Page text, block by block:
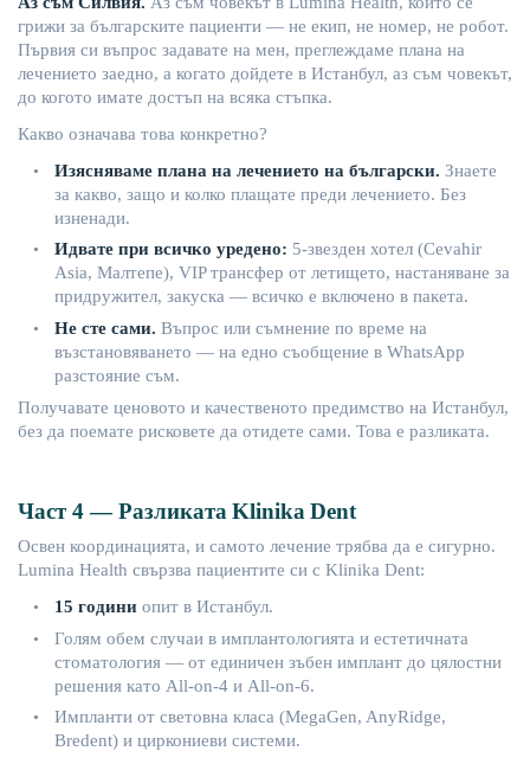
грижи за българските пациенти — не екип, не номер, не робот.
Първия си въпрос задавате на мен, преглеждаме плана на
лечението заедно, а когато дойдете в Истанбул, аз съм човекът,
до когото имате достъп на всяка стъпка.
Какво означава това конкретно?
• Изясняваме плана на лечението на български. Знаете
за какво, защо и колко плащате преди лечението. Без
изненади.
• Идвате при всичко уредено: 5-звезден хотел(Cevahir
Asia, Малтепе), VIPтрансфер от летището, настаняване за
придружител, закуска — всичко е включено в пакета.
• Не сте сами. Въпрос или съмнение по време на
възстановяването — на едно съобщение в WhatsApp
разстояние съм.
Получавате ценовото и качественото предимство на Истанбул,
без да поемате рисковете да отидете сами. Това е разликата.
Част 4 —Разликата Klinika Dent
Освен координацията, и самото лечение трябва да е сигурно.
Lumina Health свързва пациентите си с Klinika Dent:
• 15 години опитв Истанбул.
• Голям обем случаив имплантологията и естетичната
стоматология— от единичен зъбен имплант до цялостни
решения като All-on-4 и All-on-6.
• Импланти от световна класа (MegaGen, AnyRidge,
Bredent) и циркониеви системи.